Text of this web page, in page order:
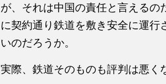
が、それは中国の責任と言えるの
に契約通り鉄道を敷き安全に運行
いのだろうか。
実際、鉄道そのものも評判は悪く